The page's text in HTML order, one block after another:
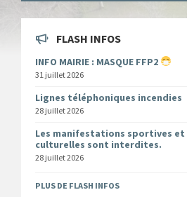
FLASH INFOS
INFO MAIRIE : MASQUE FFP2
31 juillet 2026
Lignes téléphoniques incendies
28 juillet 2026
Les manifestations sportives et
culturelles sont interdites.
28 juillet 2026
PLUS DE FLASH INFOS